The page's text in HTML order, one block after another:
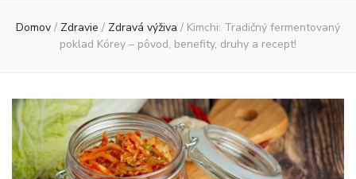
Domov / Zdravie / Zdravá výživa / Kimchi: Tradičný fermentovaný
poklad Kórey – pôvod, benefity, druhy a recept!